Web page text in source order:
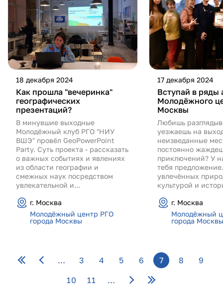
18 декабря 2024
Как прошла "вечеринка"
географических
презентаций?
В минувшие выходные
Молодёжный клуб РГО "НИУ
ВШЭ" провёл GeoPowerPoint
Party. Суть проекта - рассказать
о важных событиях и явлениях
из области географии и
смежных наук посредством
увлекательной и...
г. Москва
Молодёжный центр РГО
города Москвы
17 декабря 2024
Вступай в ряды
Молодёжного
Москвы
Любишь
уезжаешь на
неизведанные
постоянно
приключений? У
тебя
увлечённых
культурой и
г. Москва
Молодёжный
города Москвы
… 3 4 5 6 7 8
9
10
11 …